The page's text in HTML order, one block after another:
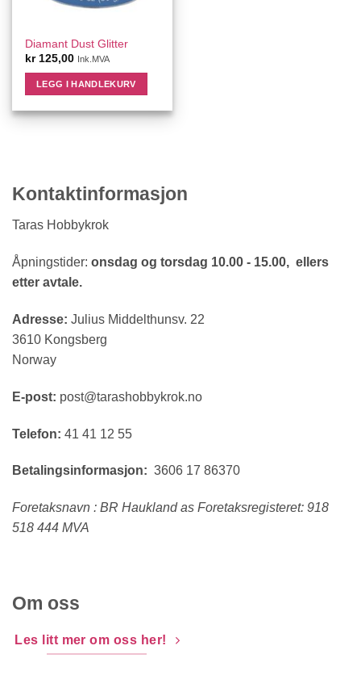
Diamant Dust Glitter
kr125,00 Ink.MVA
LEGG I HANDLEKURV
Kontaktinformasjon
Taras Hobbykrok
Åpningstider: onsdag og torsdag 10.00 - 15.00, ellers
etter avtale.
Adresse: Julius Middelthunsv. 22
3610 Kongsberg
Norway
E-post: post@tarashobbykrok.no
Telefon: 41 41 12 55
Betalingsinformasjon: 3606 17 86370
Foretaksnavn : BR Haukland as Foretaksregisteret: 918
518 444 MVA
Om oss
Les litt mer om oss her!